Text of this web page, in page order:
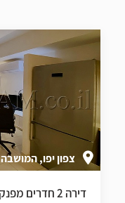
צפון יפו,
דירה 2 חדרים מפנקת בפרויקט יוקרתי בצפון יפו